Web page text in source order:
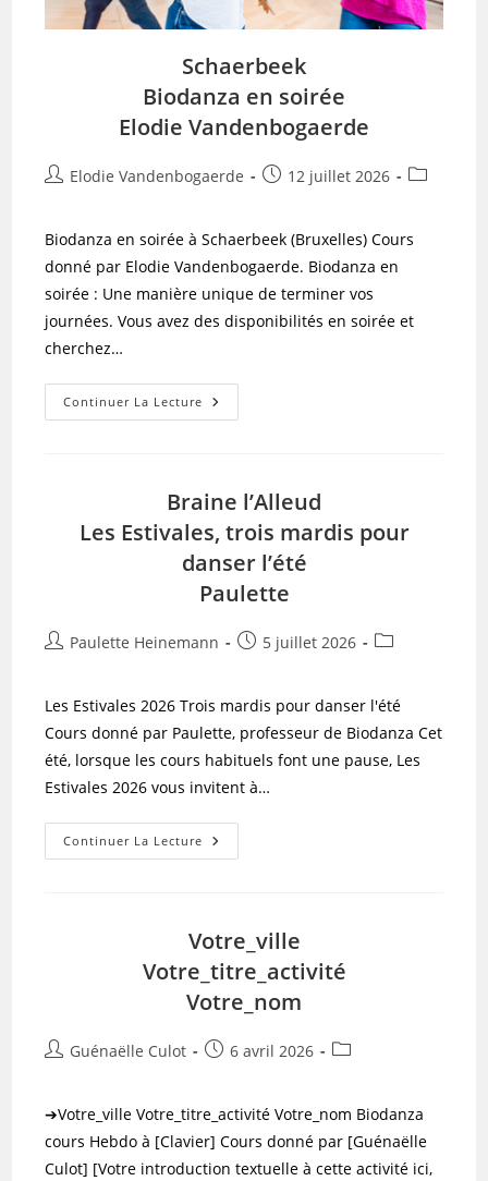
Schaerbeek
Biodanza en soirée
Elodie Vandenbogaerde
Auteur/autrice
publication :
Elodie Vandenbogaerde
Publication
12 juillet 2026
Post
Biodanza en soirée à Schaerbeek (Bruxelles) Cours
donné par Elodie Vandenbogaerde. Biodanza en
soirée : Une manière unique de terminer vos
journées. Vous avez des disponibilités en soirée et
cherchez…
Continuer La Lecture Schaerbeek
Biodanza
Braine l’Alleud
Les Estivales, trois mardis pour
danser l’été
Paulette
Auteur/autrice
publication :
Paulette Heinemann
Publication
5 juillet 2026
Post
Les Estivales 2026 Trois mardis pour danser l'été
Cours donné par Paulette, professeur de Biodanza Cet
été, lorsque les cours habituels font une pause, Les
Estivales 2026 vous invitent à…
Continuer La Lecture Braine
L’Alleud
Pour
Danser
L’été
Paulette
Votre_ville
Votre_titre_activité
Votre_nom
Auteur/autrice
publication :
Guénaëlle Culot
Publication
6 avril 2026
Post
➔Votre_ville Votre_titre_activité Votre_nom Biodanza
cours Hebdo à [Clavier] Cours donné par [Guénaëlle
Culot] [Votre introduction textuelle à cette activité ici,